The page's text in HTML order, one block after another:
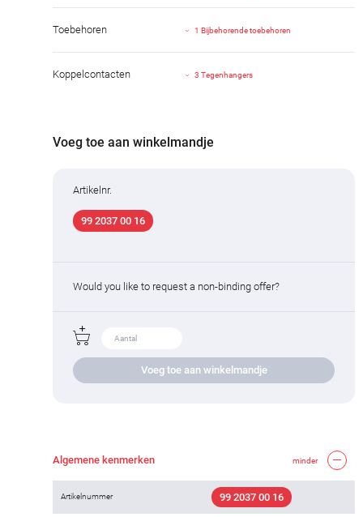
Toebehoren 1 Bijbehorende toebehoren
Koppelcontacten 3 Tegenhangers
Voeg toe aan winkelmandje
Artikelnr.
99 2037 00 16
Would you like to request a non-binding offer?
Voeg toe aan winkelmandje
Algemene kenmerken minder
Artikelnummer 99 2037 00 16